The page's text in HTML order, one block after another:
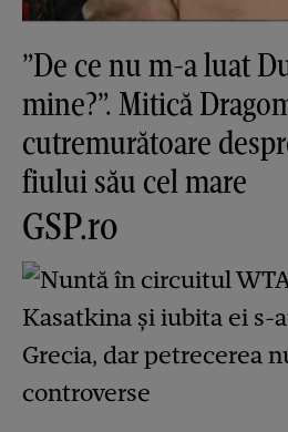
”De ce nu m-a luat
mine?”. Mitică
cutremurătoare
fiului său cel mare
GSP.ro